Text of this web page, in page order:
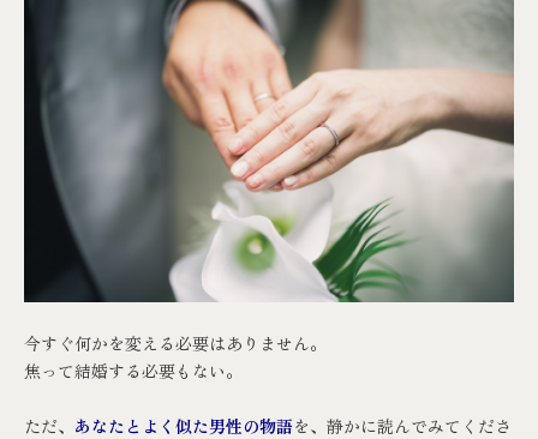
今すぐ何かを変える必要はありません。
焦って結婚する必要もない。
ただ、 あなたとよく似た男性の物語を、静かに読んでみてくださ